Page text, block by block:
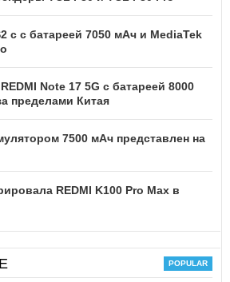
с с батареей 7050 мАч и MediaTek
Note 17 5G с батареей 8000
пределами Китая
7500 мАч представлен на
REDMI K100 Pro Max в